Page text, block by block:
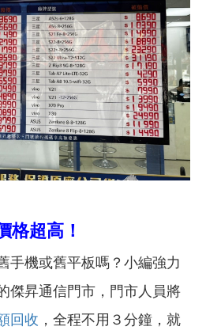
格超高！
機或舊平板嗎？小編強力
傑昇通信門市，門市人員將
回收 ，全程不用３分鐘，就